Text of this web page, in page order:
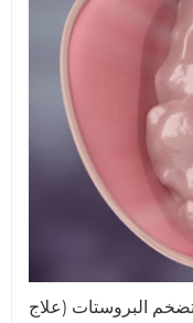
البروستات (علاج